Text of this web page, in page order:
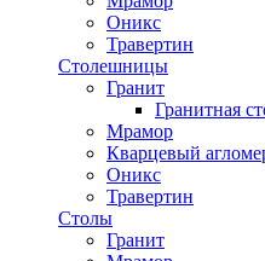
Оникс
Травертин
Столешницы
Гранит
Гранитная
Мрамор
Кварцевый
Оникс
Травертин
Столы
Гранит